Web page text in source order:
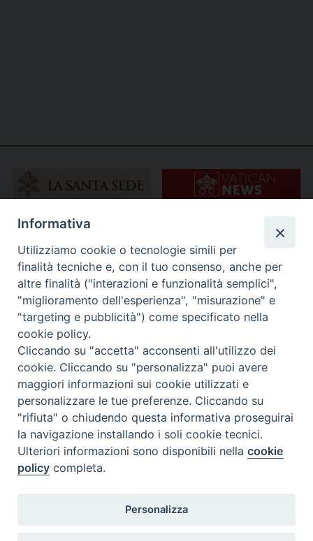
Informativa
Utilizziamo cookie o tecnologie simili per
finalità tecniche e, con il tuo consenso, anche per
altre finalità ("interazioni e funzionalità semplici",
"miglioramento dell'esperienza", "misurazione" e
"targeting e pubblicità") come specificato nella
cookie policy.
Cliccando su "accetta" acconsenti all'utilizzo dei
cookie. Cliccando su "personalizza" puoi avere
maggiori informazioni sui cookie utilizzati e
personalizzare le tue preferenze. Cliccando su
"rifiuta" o chiudendo questa informativa proseguirai
la navigazione installando i soli cookie tecnici.
Ulteriori informazioni sono disponibili nellacookie
policy completa.
Personalizza